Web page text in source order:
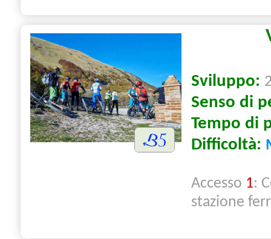
Sviluppo:
Senso di
Tempo di
Difficoltà:
Accesso 1:
stazione